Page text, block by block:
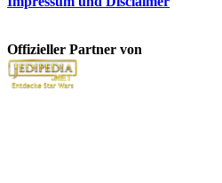
Offizieller Partner von